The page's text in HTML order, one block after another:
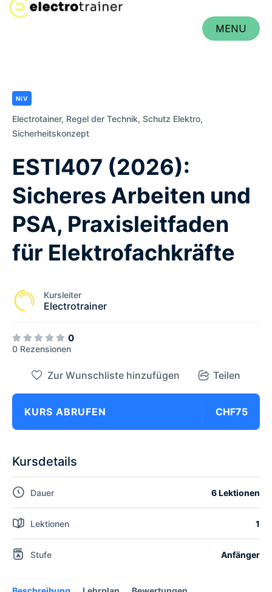
MENU
Electrotainer, Regel der Technik, Schutz Elektro,
Sicherheitskonzept
NIV
ESTI407 (2026):
Sicheres Arbeiten und
PSA, Praxisleitfaden
für Elektrofachkräfte
Kursleiter
Electrotrainer
0
0 Rezensionen
Zur Wunschliste hinzufügen Teilen
KURS ABRUFEN CHF75
Kursdetails
Dauer 6 Lektionen
Lektionen 1
Stufe Anfänger